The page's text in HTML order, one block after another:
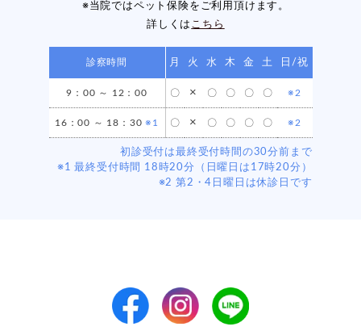
※当院ではペット保険をご利用頂けます。
詳しくは こちら
診察時間 月 火 水 木 金 土 日/祝
9：00 ～ 12：00 〇 × 〇 〇 〇 〇 ※2
16：00 ～ 18：30※1 〇 × 〇 〇 〇 〇 ※2
初診受付は最終受付時間の30分前まで
※1 最終受付時間 18時20分（日曜日は17時20分）
※2 第2・4日曜日は休診日です